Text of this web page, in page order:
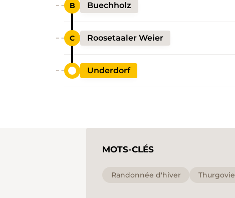
Buechholz
Roosetaaler Weier
Underdorf
MOTS-CLÉS
Randonnée d'hiver Thurgovie